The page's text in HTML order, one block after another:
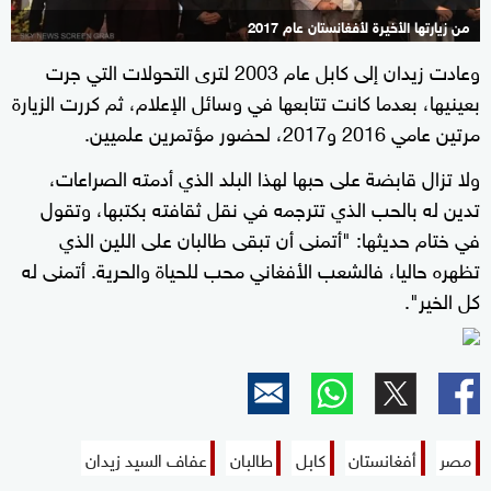
من زيارتها الأخيرة لأفغانستان عام 2017
وعادت زيدان إلى كابل عام 2003 لترى التحولات التي جرت
بعينيها، بعدما كانت تتابعها في وسائل الإعلام، ثم كررت الزيارة
مرتين عامي 2016 و2017، لحضور مؤتمرين علميين.
ولا تزال قابضة على حبها لهذا البلد الذي أدمته الصراعات،
تدين له بالحب الذي تترجمه في نقل ثقافته بكتبها، وتقول
في ختام حديثها: "أتمنى أن تبقى طالبان على اللين الذي
تظهره حاليا، فالشعب الأفغاني محب للحياة والحرية. أتمنى له
كل الخير".
مصر أفغانستان كابل طالبان عفاف السيد زيدان